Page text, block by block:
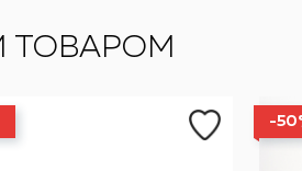
ТОВАРОМ
-